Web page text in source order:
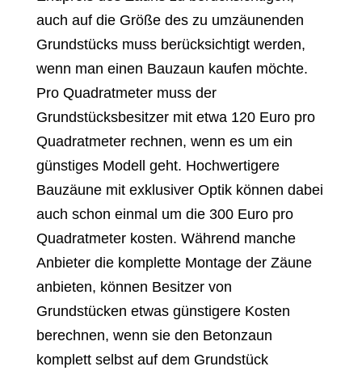
auch auf die Größe des zu umzäunenden
Grundstücks muss berücksichtigt werden,
wenn man einen Bauzaun kaufen möchte.
Pro Quadratmeter muss der
Grundstücksbesitzer mit etwa 120 Euro pro
Quadratmeter rechnen, wenn es um ein
günstiges Modell geht. Hochwertigere
Bauzäune mit exklusiver Optik können dabei
auch schon einmal um die 300 Euro pro
Quadratmeter kosten. Während manche
Anbieter die komplette Montage der Zäune
anbieten, können Besitzer von
Grundstücken etwas günstigere Kosten
berechnen, wenn sie den Betonzaun
komplett selbst auf dem Grundstück